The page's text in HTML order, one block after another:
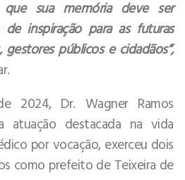
que sua memória deve ser
inspiração para as futuras
públicos e cidadãos”,
2024, Dr. Wagner Ramos
atuação destacada na vida
por vocação, exerceu dois
como prefeito de Teixeira de